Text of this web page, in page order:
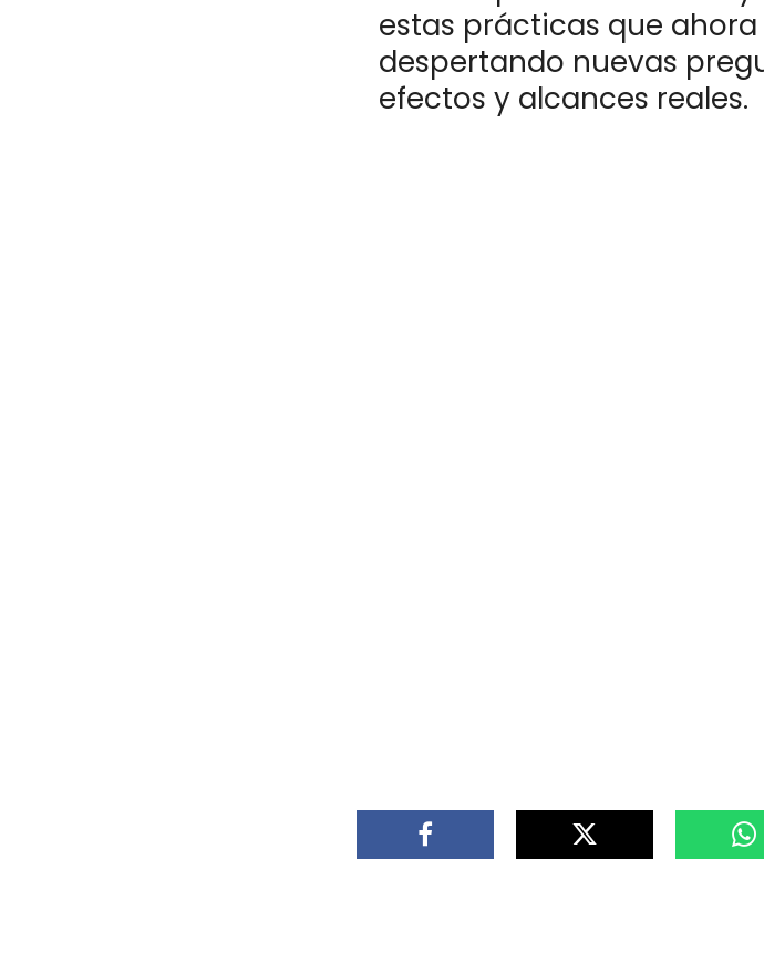
estas prácticas que ahora
despertando nuevas
efectos y alcances reales.